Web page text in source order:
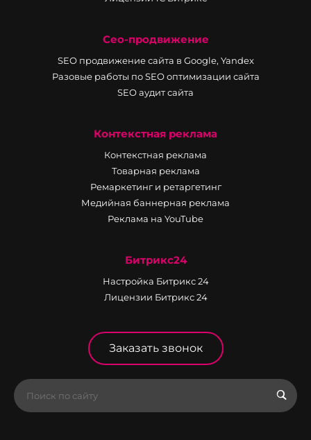
Сео-продвижение
SEO продвижение сайта в Google, Yandex
Разовые работы по SEO оптимизации сайта
SEO аудит сайта
Контекстная реклама
Контекстная реклама
Товарная реклама
Ремаркетинг и ретаргетинг
Медийная баннерная реклама
Реклама на YouTube
Битрикс24
Настройка Битрикс 24
Лицензии Битрикс 24
Заказать звонок